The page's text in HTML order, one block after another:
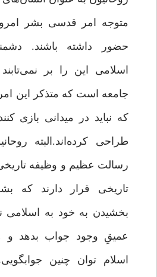
متوجه امر قدسی بشر
حضور داشته باشند.
اسلامی این را بر
جامعه است که متذکر این
که نباید در میدانی بازی
طراحی کرده‌اند.البته
رسالت عظیم و وظیفه تاریخی
تاریخی قرار دارند که
بخشیدن به خود به اسلامی
عمیقِ وجود جواب بدهد و
اسلام توان چنین